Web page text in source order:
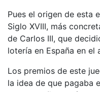
Pues el origen de esta
Siglo XVIII, más
de Carlos III, que
lotería en España en el
Los premios de este
la idea de que pagaba